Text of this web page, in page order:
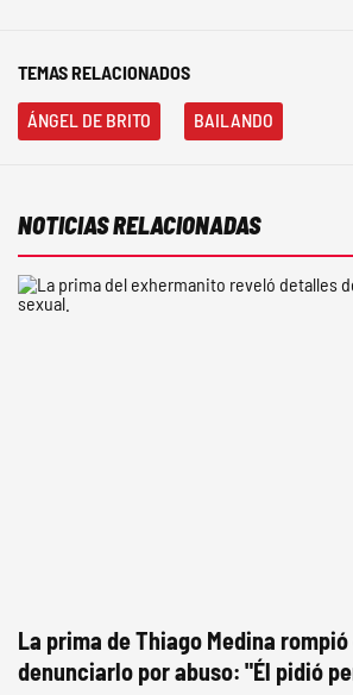
TEMAS RELACIONADOS
ÁNGEL DE BRITO BAILANDO
NOTICIAS RELACIONADAS
La prima de Thiago Medina
denunciarlo por abuso: "Él pidió